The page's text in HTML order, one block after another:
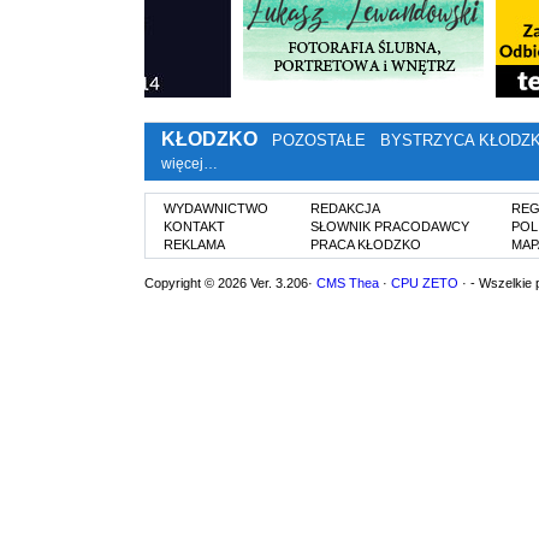
KŁODZKO POZOSTAŁE BYSTRZYCA
więcej…
WYDAWNICTWO
KONTAKT
REKLAMA
REDAKCJA
SŁOWNIK PRACODAWCY
PRACA KŁODZKO
Copyright © 2026 Ver. 3.206· CMS Thea · CPU ZETO · - Wszelkie